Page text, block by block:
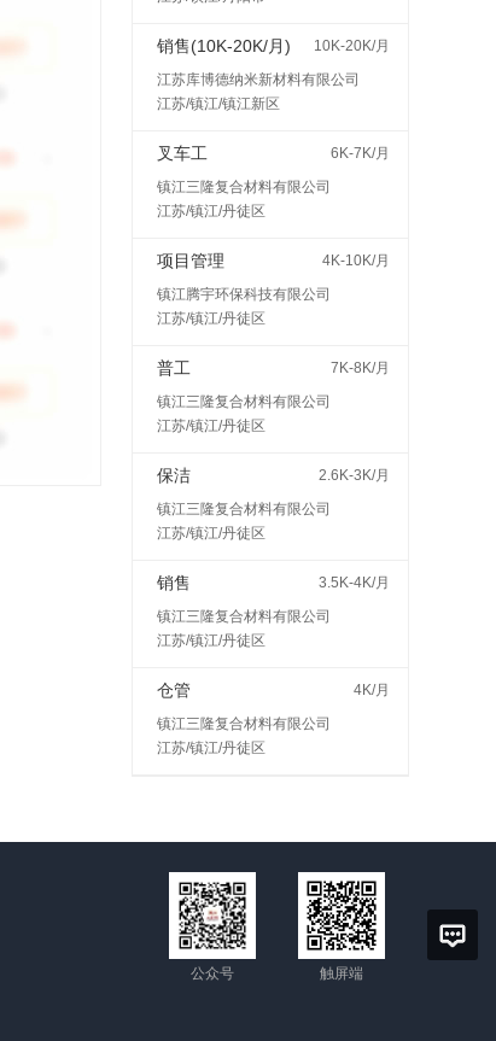
销售(10K-20K/月)
10K-20K/月
江苏库博德纳米新材料有限公司
江苏/镇江/镇江新区
叉车工
6K-7K/月
镇江三隆复合材料有限公司
江苏/镇江/丹徒区
项目管理
4K-10K/月
镇江腾宇环保科技有限公司
江苏/镇江/丹徒区
普工
7K-8K/月
镇江三隆复合材料有限公司
江苏/镇江/丹徒区
保洁
2.6K-3K/月
镇江三隆复合材料有限公司
江苏/镇江/丹徒区
销售
3.5K-4K/月
镇江三隆复合材料有限公司
江苏/镇江/丹徒区
仓管
4K/月
镇江三隆复合材料有限公司
江苏/镇江/丹徒区
公众号 触屏端